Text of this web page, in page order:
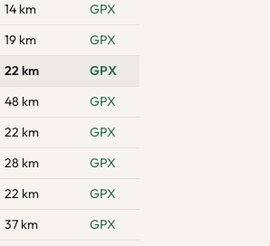
14 km
GPX
19 km
GPX
22 km
GPX
48 km
GPX
22 km
GPX
28 km
GPX
22 km
GPX
37 km
GPX